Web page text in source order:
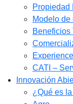
Propiedad
Modelo de
Beneficios
CATI –
Innovación
¿Qué es